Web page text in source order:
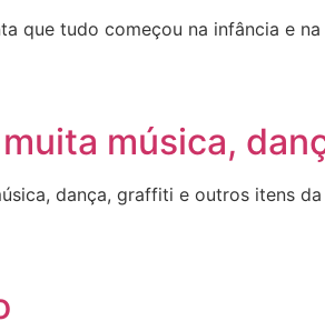
que tudo começou na infância e
música,
dança, graffiti e outros itens